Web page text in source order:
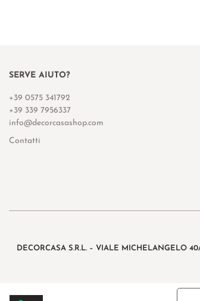
SERVE AIUTO?
+39 0575 341792
+39 339 7956337
info@decorcasashop.com
Contatti
DECORCASA S.R.L. – VIALE MICHELANGELO